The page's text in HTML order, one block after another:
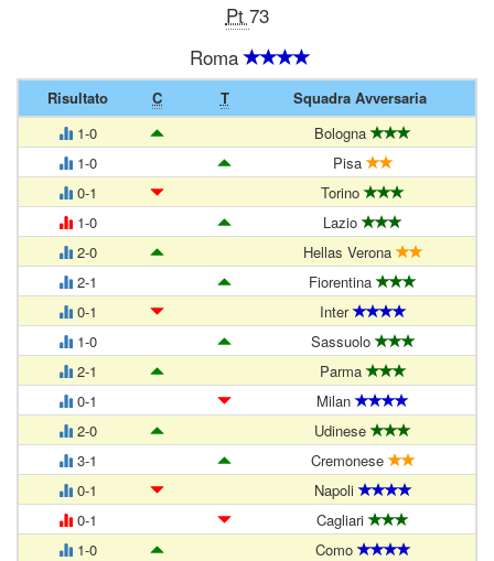
Pt 73
Roma
Risultato C T
Squadra Avversaria
1-0
Bologna
1-0
Pisa
0-1
Torino
1-0
Lazio
2-0
Hellas Verona
2-1
Fiorentina
0-1
Inter
1-0
Sassuolo
2-1
Parma
0-1
Milan
2-0
Udinese
3-1
Cremonese
0-1
Napoli
0-1
Cagliari
1-0
Como